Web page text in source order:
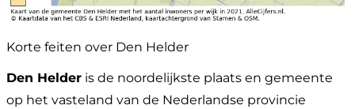
Korte feiten over Den Helder
Den Helder is de noordelijkste plaats en gemeente
op het vasteland van de Nederlandse provincie